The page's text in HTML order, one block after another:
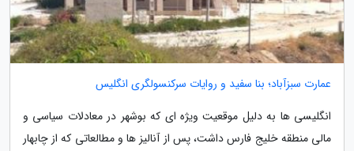
عمارت سبزآباد؛ بنا سفید و روایات سرکنسولگری انگلیس
انگلیسی ها به دلیل موقعیت ویژه ای که بوشهر در معادلات سیاسی و
مالی منطقه خلیج فارس داشت، پس از آنالیز ها و مطالعاتی که از چابهار